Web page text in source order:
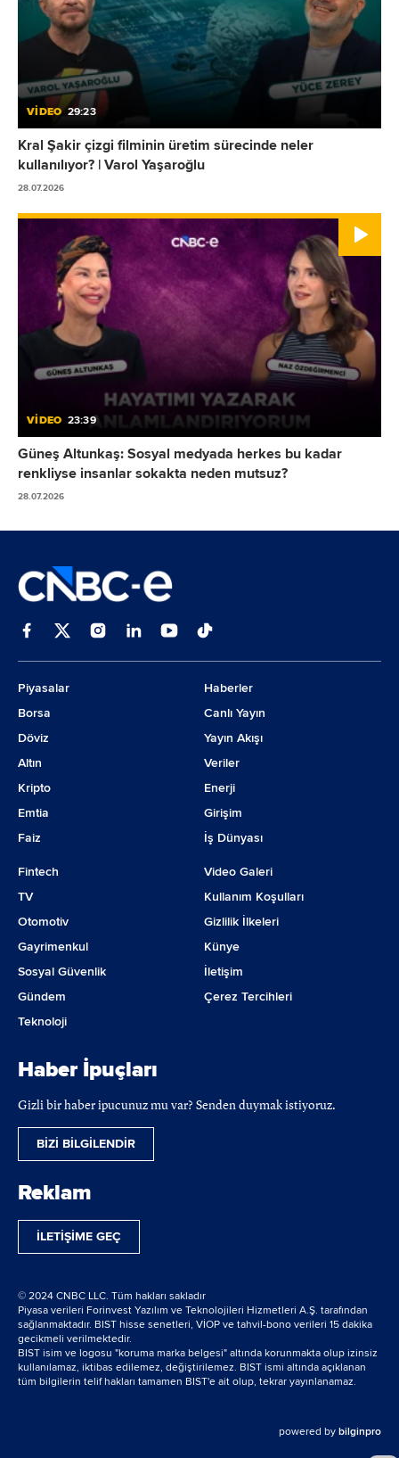
VİDEO 29:23
Kral Şakir çizgi filminin üretim sürecinde neler
kullanılıyor? | Varol Yaşaroğlu
28.07.2026
VİDEO 23:39
Güneş Altunkaş: Sosyal medyada herkes bu kadar
renkliyse insanlar sokakta neden mutsuz?
28.07.2026
Piyasalar
Borsa
Döviz
Altın
Kripto
Emtia
Faiz
Haberler
Canlı Yayın
Yayın Akışı
Veriler
Enerji
Girişim
İş Dünyası
Fintech
TV
Otomotiv
Gayrimenkul
Sosyal Güvenlik
Gündem
Teknoloji
Video Galeri
Kullanım Koşulları
Gizlilik İlkeleri
Künye
İletişim
Çerez Tercihleri
Haber İpuçları
Gizli bir haber ipucunuz mu var? Senden duymak istiyoruz.
BİZİ BİLGİLENDİR
Reklam
İLETİŞİME GEÇ
© 2024 CNBC LLC. Tüm hakları sakladır
Piyasa verileri Forinvest Yazılım ve Teknolojileri Hizmetleri A.Ş. tarafından
sağlanmaktadır. BIST hisse senetleri, VİOP ve tahvil-bono verileri 15 dakika
gecikmeli verilmektedir.
BIST isim ve logosu "koruma marka belgesi" altında korunmakta olup izinsiz
kullanılamaz, iktibas edilemez, değiştirilemez. BIST ismi altında açıklanan
tüm bilgilerin telif hakları tamamen BIST'e ait olup, tekrar yayınlanamaz.
powered by bilginpro